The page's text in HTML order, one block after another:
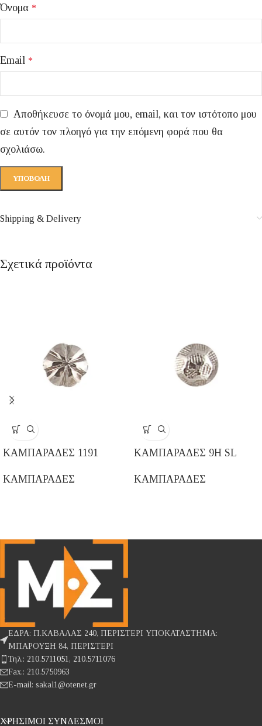
Όνομα *
Email *
Αποθήκευσε το όνομά μου, email, και τον ιστότοπο μου
σε αυτόν τον πλοηγό για την επόμενη φορά που θα
σχολιάσω.
Shipping & Delivery
Σχετικά προϊόντα
ΚΑΜΠΑΡΑΔΕΣ 1191
ΚΑΜΠΑΡΑΔΕΣ
ΚΑΜΠΑΡΑΔΕΣ 9H SL
ΚΑΜΠΑΡΑΔΕΣ
ΕΔΡΑ: Π.ΚΑΒΑΛΑΣ 240, ΠΕΡΙΣΤΕΡΙ ΥΠΟΚΑΤΑΣΤΗΜΑ:
ΜΠΑΡΟΥΞΗ 84, ΠΕΡΙΣΤΕΡΙ
Τηλ.: 210.5711051, 210.5711076
Fax.: 210.5750963
E-mail: sakal1@otenet.gr
ΧΡΉΣΙΜΟΙ ΣΎΝΔΕΣΜΟΙ